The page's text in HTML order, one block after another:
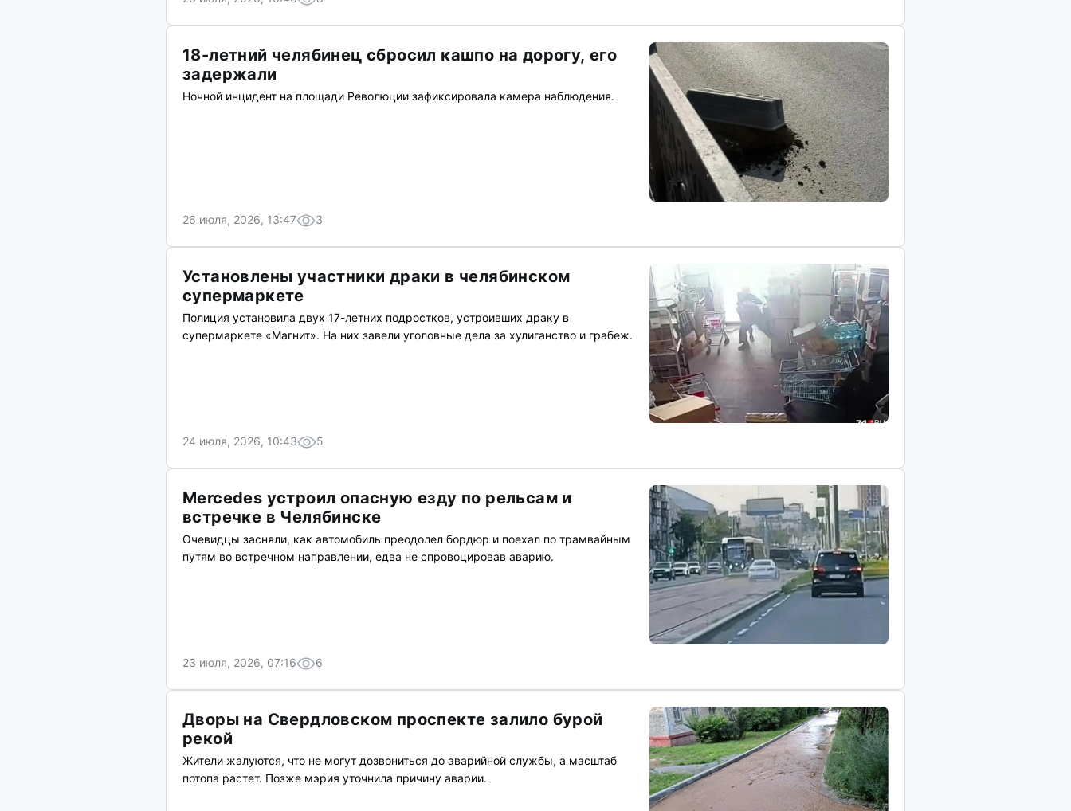
18-летний челябинец сбросил кашпо на дорогу, его
задержали
Ночной инцидент на площади Революции зафиксировала камера наблюдения.
26 июля, 2026, 13:47 3
Установлены участники драки в челябинском
супермаркете
Полиция установила двух 17-летних подростков, устроивших драку в
супермаркете «Магнит». На них завели уголовные дела за хулиганство и грабеж.
24 июля, 2026, 10:43 5
Mercedes устроил опасную езду по рельсам и
встречке в Челябинске
Очевидцы засняли, как автомобиль преодолел бордюр и поехал по трамвайным
путям во встречном направлении, едва не спровоцировав аварию.
23 июля, 2026, 07:16 6
Дворы на Свердловском проспекте залило бурой
рекой
Жители жалуются, что не могут дозвониться до аварийной службы, а масштаб
потопа растет. Позже мэрия уточнила причину аварии.